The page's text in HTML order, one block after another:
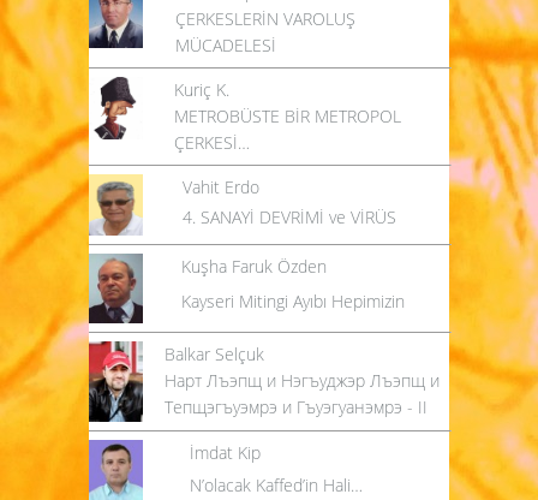
ÇERKESLERİN VAROLUŞ
MÜCADELESİ
Kuriç K.
METROBÜSTE BİR METROPOL
ÇERKESİ…
Vahit Erdo
4. SANAYİ DEVRİMİ ve VİRÜS
Kuşha Faruk Özden
Kayseri Mitingi Ayıbı Hepimizin
Balkar Selçuk
Нарт Лъэпщ и Нэгъуджэр Лъэпщ и
Тепщэгъуэмрэ и Гъуэгуанэмрэ - II
İmdat Kip
N’olacak Kaffed’in Hali…